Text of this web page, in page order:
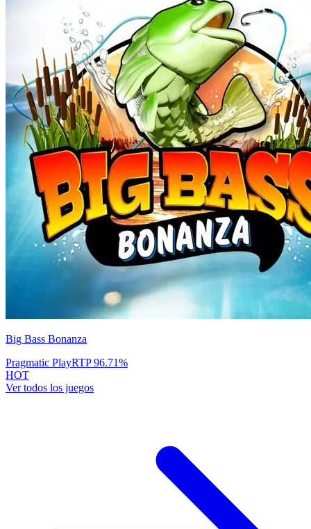
Big Bass Bonanza
Pragmatic PlayRTP96.71%
HOT
Ver todos los juegos